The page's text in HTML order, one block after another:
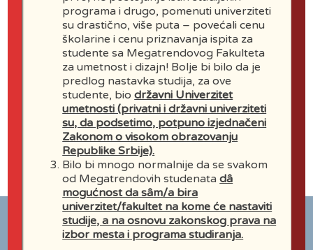
Prof. dr Žigmond Pap
E-pošta:
pappzsigmond@yahoo.com
Prodekan za Master akademske
studije, Doktorske studije i nauku:
Prof. dr Slađana Savić
E-pošta:bonita.sladja@gmail.com
programa i drugo, pomenuti univerziteti
su drastično, više puta – povećali cenu
školarine i cenu priznavanja ispita za
studente sa Megatrendovog Fakulteta
za umetnost i dizajn! Bolje bi bilo da je
predlog nastavka studija, za ove
studente, biodržavni Univerzitet
umetnosti (privatni i državni univerziteti
su, da podsetimo, potpuno izjednačeni
Zakonom o visokom obrazovanju
Republike Srbije).
Bilo bi mnogo normalnije da se svakom
od Megatrendovih studenatadâ
mogućnost da sâm/a bira
univerzitet/fakultet na kome će nastaviti
studije, a na osnovu zakonskog prava na
izbor mesta i programa studiranja.